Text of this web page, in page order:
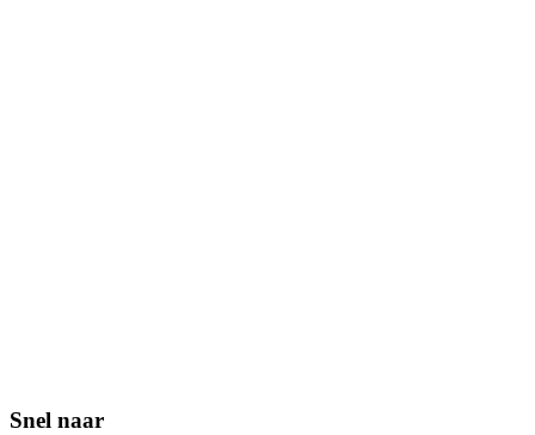
Snel naar